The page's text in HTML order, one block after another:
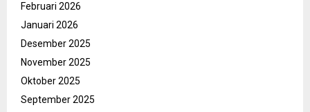
Februari 2026
Januari 2026
Desember 2025
November 2025
Oktober 2025
September 2025